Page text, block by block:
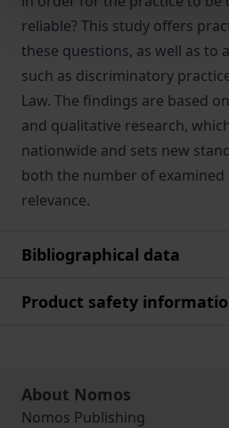
reliable? This study offers
these questions, as well as to
such as discriminatory
Law. The findings are based
and qualitative research,
nationwide and sets new
both the number of examined
relevance.
Bibliographical data
Product safety
About Nomos
Nomos Publishing